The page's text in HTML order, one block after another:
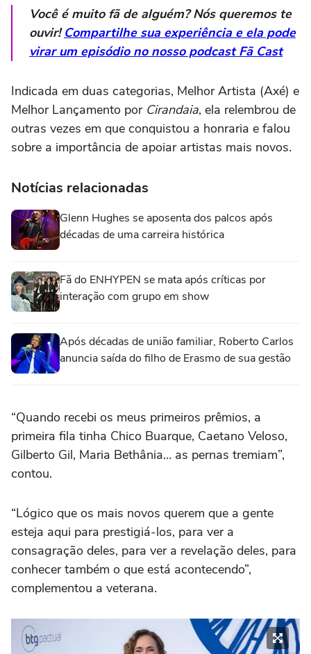
Você é muito fã de alguém? Nós queremos te
ouvir!Compartilhe sua experiência e ela pode
virar um episódio no nosso podcastFã Cast
Indicada em duas categorias, Melhor Artista (Axé) e
Melhor Lançamento por Cirandaia, ela relembrou de
outras vezes em que conquistou a honraria e falou
sobre a importância de apoiar artistas mais novos.
Notícias relacionadas
Glenn Hughes se aposenta dos palcos após
décadas de uma carreira histórica
Fã do ENHYPEN se mata após críticas por
interação com grupo em show
Após décadas de união familiar, Roberto Carlos
anuncia saída do filho de Erasmo de sua gestão
“Quando recebi os meus primeiros prêmios, a
primeira fila tinha Chico Buarque, Caetano Veloso,
Gilberto Gil, Maria Bethânia… as pernas tremiam”,
contou.
“Lógico que os mais novos querem que a gente
esteja aqui para prestigiá-los, para ver a
consagração deles, para ver a revelação deles, para
conhecer também o que está acontecendo”,
complementou a veterana.